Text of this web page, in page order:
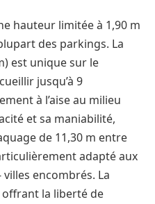
hauteur limitée à 1,90 m
des parkings. La
est unique sur le
jusqu’à 9
à l’aise au milieu
et sa maniabilité,
de 11,30 m entre
adapté aux
encombrés. La
la liberté de